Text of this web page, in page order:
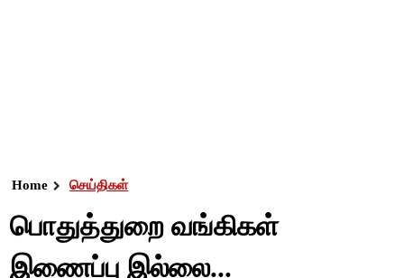
Home செய்திகள்
பொதுத்துறை வங்கிகள்
இணைப்பு இல்லை...